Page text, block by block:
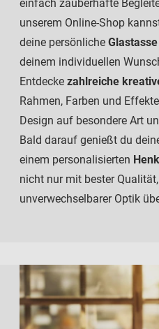
einfach zauberhafte
unserem Online-Shop
deine persönliche
deinem individuellen
Entdecke zahlreiche
Rahmen, Farben und
Design auf besondere Art
Bald darauf genießt du
einem personalisierten
nicht nur mit bester
unverwechselbarer Optik